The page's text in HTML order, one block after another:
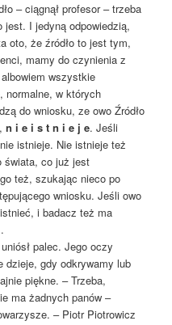
– ciągnął profesor – trzeba
I jedyną odpowiedzią,
oto, że źródło to jest tym,
mamy do czynienia z
wszystkie
normalne, w których
do wniosku, ze owo Źródło
n i e i s t n i e j e. Jeśli
istnieje. Nie istnieje też
świata, co już jest
też, szukając nieco po
wniosku. Jeśli owo
i badacz też ma
palec. Jego oczy
dzieje, gdy odkrywamy lub
piękne. – Trzeba,
ma żadnych panów –
– Piotr Piotrowicz